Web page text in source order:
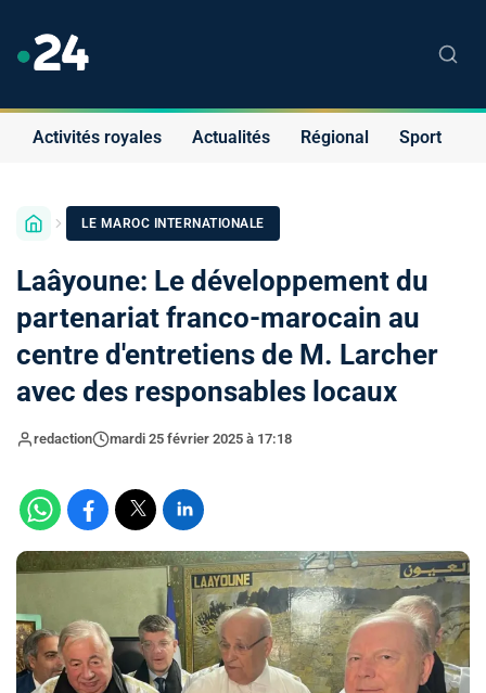
Activités royales Actualités Régional Sport
LE MAROC INTERNATIONALE
Laâyoune: Le développement du
partenariat franco-marocain au
centre d'entretiens de M. Larcher
avec des responsables locaux
redaction mardi 25 février 2025 à 17:18